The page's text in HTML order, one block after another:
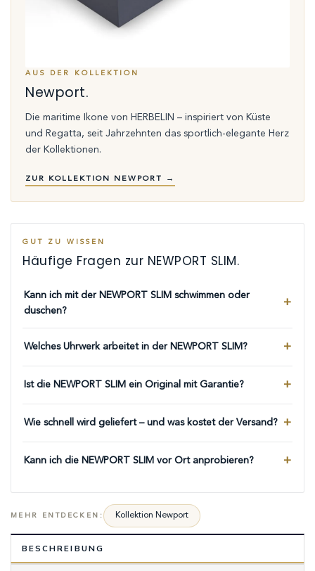
AUS DER KOLLEKTION
Newport.
Die maritime Ikone von HERBELIN – inspiriert von Küste
und Regatta, seit Jahrzehnten das sportlich-elegante Herz
der Kollektionen.
ZUR KOLLEKTION NEWPORT →
GUT ZU WISSEN
Häufige Fragen zur NEWPORT SLIM.
Kann ich mit der NEWPORT SLIM schwimmen oder
duschen?
Welches Uhrwerk arbeitet in der NEWPORT SLIM?
Ist die NEWPORT SLIM ein Original mit Garantie?
Wie schnell wird geliefert – und was kostet der Versand?
Kann ich die NEWPORT SLIM vor Ort anprobieren?
MEHR ENTDECKEN: Kollektion Newport
BESCHREIBUNG